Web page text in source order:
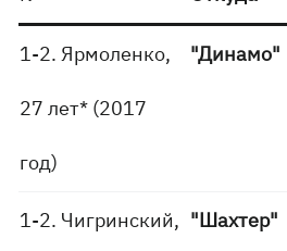
1-2. Ярмоленко,
27 лет* (2017
год)
"Динамо"
1-2. Чигринский, "Шахтер"